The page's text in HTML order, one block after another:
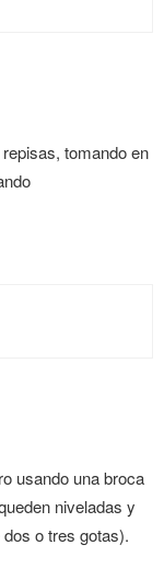
tomando en
usando una broca
niveladas y
o tres gotas).